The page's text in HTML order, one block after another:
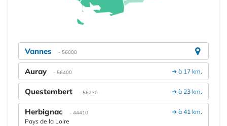
Vannes - 56000
➔ à 17 km.
Auray - 56400
➔ à 23 km.
Questembert - 56230
➔ à 41 km.
Herbignac - 44410
Pays de la Loire